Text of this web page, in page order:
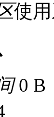
使
0 B